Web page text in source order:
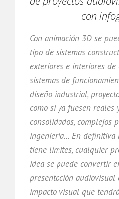
con
Con animación 3D se
tipo de sistemas
exteriores e interiores
sistemas de
diseño industrial,
como si ya fuesen reales
consolidados, complejos
ingeniería... En definitiva
tiene límites, cualquier
idea se puede convertir
presentación audiovisual
impacto visual que